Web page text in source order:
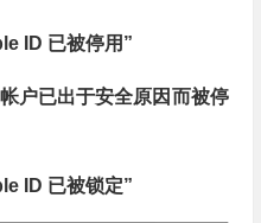
ID 已被停用”
帐户已出于安全原因而被停
ID 已被锁定”